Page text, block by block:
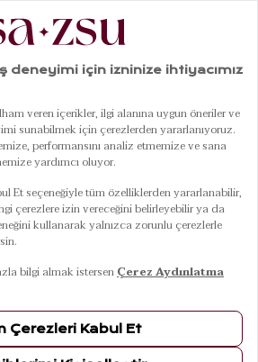
|Tavas Dijital Baskılı Pantolon - Yeşil
Pantolon - Yeşil
Kargoda